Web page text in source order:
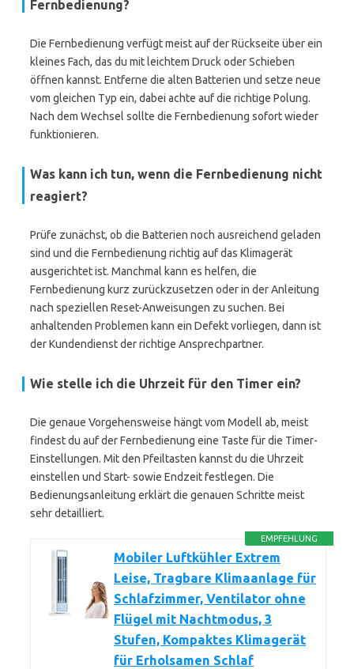
Fernbedienung?
Die Fernbedienung verfügt meist auf der Rückseite über ein
kleines Fach, das du mit leichtem Druck oder Schieben
öffnen kannst. Entferne die alten Batterien und setze neue
vom gleichen Typ ein, dabei achte auf die richtige Polung.
Nach dem Wechsel sollte die Fernbedienung sofort wieder
funktionieren.
Was kann ich tun, wenn die Fernbedienung nicht
reagiert?
Prüfe zunächst, ob die Batterien noch ausreichend geladen
sind und die Fernbedienung richtig auf das Klimagerät
ausgerichtet ist. Manchmal kann es helfen, die
Fernbedienung kurz zurückzusetzen oder in der Anleitung
nach speziellen Reset-Anweisungen zu suchen. Bei
anhaltenden Problemen kann ein Defekt vorliegen, dann ist
der Kundendienst der richtige Ansprechpartner.
Wie stelle ich die Uhrzeit für den Timer ein?
Die genaue Vorgehensweise hängt vom Modell ab, meist
findest du auf der Fernbedienung eine Taste für die Timer-
Einstellungen. Mit den Pfeiltasten kannst du die Uhrzeit
einstellen und Start- sowie Endzeit festlegen. Die
Bedienungsanleitung erklärt die genauen Schritte meist
sehr detailliert.
EMPFEHLUNG
Mobiler Luftkühler Extrem
Leise, Tragbare Klimaanlage für
Schlafzimmer, Ventilator ohne
Flügel mit Nachtmodus, 3
Stufen, Kompaktes Klimagerät
für Erholsamen Schlaf